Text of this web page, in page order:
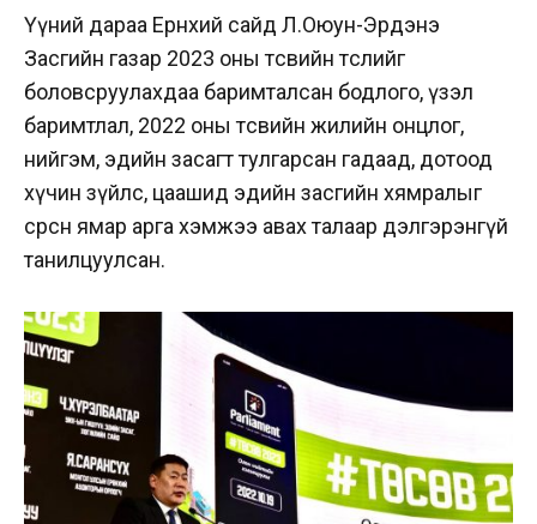
Үүний дараа Ерөнхий сайд Л.Оюун-Эрдэнэ
Засгийн газар 2023 оны төсвийн төслийг
боловсруулахдаа баримталсан бодлого, үзэл
баримтлал, 2022 оны төсвийн жилийн онцлог,
нийгэм, эдийн засагт тулгарсан гадаад, дотоод
хүчин зүйлс, цаашид эдийн засгийн хямралыг
сөрсөн ямар арга хэмжээ авах талаар дэлгэрэнгүй
танилцуулсан.